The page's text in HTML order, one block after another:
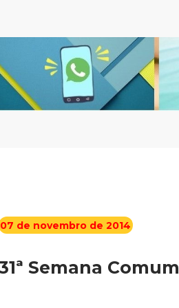
07 de novembro de 2014
Semana Comum